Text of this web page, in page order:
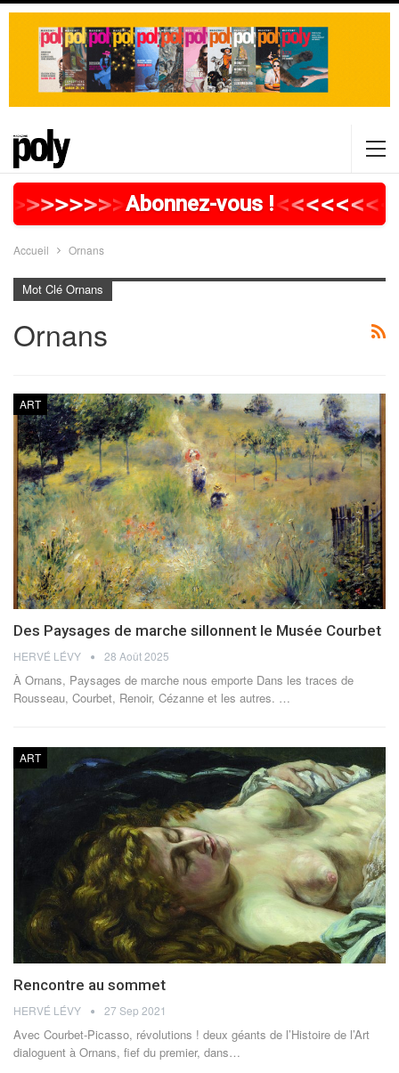
>>>>>>>>>>>>>>>>>
Abonnez-vous !<<<<<<<<
Accueil Ornans
Mot Clé Ornans
Ornans
ART
Des Paysages de marche sillonnent le Musée Courbet
HERVÉ LÉVY 28 Août 2025
À Ornans, Paysages de marche nous emporte Dans les traces de
Rousseau, Courbet, Renoir, Cézanne et les autres. …
ART
Rencontre au sommet
HERVÉ LÉVY 27 Sep 2021
Avec Courbet-Picasso, révolutions ! deux géants de l’Histoire de l’Art
dialoguent à Ornans, fief du premier, dans…